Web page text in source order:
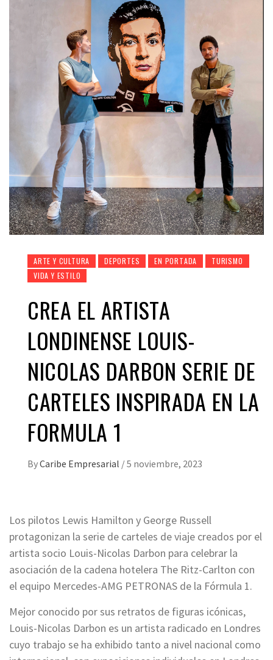
ARTE Y CULTURA DEPORTES EN PORTADA
TURISMO
VIDA Y ESTILO
CREA EL ARTISTA
LONDINENSE LOUIS-
NICOLAS DARBON SERIE DE
CARTELES INSPIRADA EN LA
FORMULA 1
ByCaribe Empresarial /5 noviembre, 2023
Los pilotos Lewis Hamilton y George Russell
protagonizan la serie de carteles de viaje creados por el
artista socio Louis-Nicolas Darbon para celebrar la
asociación de la cadena hotelera The Ritz-Carlton con
el equipo Mercedes-AMG PETRONAS de la Fórmula 1.
Mejor conocido por sus retratos de figuras icónicas,
Louis-Nicolas Darbon es un artista radicado en Londres
cuyo trabajo se ha exhibido tanto a nivel nacional como